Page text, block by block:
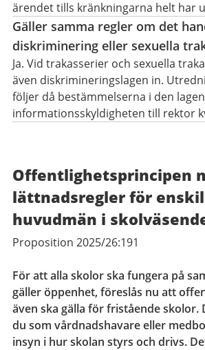
ärendet tills kränkningarna helt har
Gäller samma regler om det
diskriminering eller sexuella
Ja. Vid trakasserier och sexuella
även diskrimineringslagen in.
följer då bestämmelserna i den
informationsskyldigheten till rektor
Offentlighetsprincipen
lättnadsregler för
huvudmän i
Proposition 2025/26:191
För att alla skolor ska fungera på
gäller öppenhet, föreslås nu att
även ska gälla för fristående skolor.
du som vårdnadshavare eller
insyn i hur skolan styrs och drivs.